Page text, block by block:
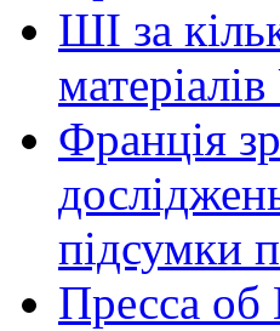
ШІ за
Франція
підсумки
Пресса